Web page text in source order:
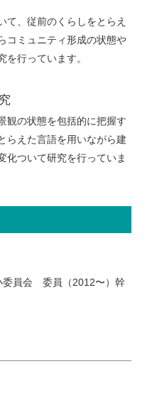
て、従前のくらしをとらえ
コミュニティ形成の状態や
行っています。
観の状態を包括的に把握す
らえた言語を用いながら建
化ついて研究を行っていま
委員会 委員（2012〜）幹